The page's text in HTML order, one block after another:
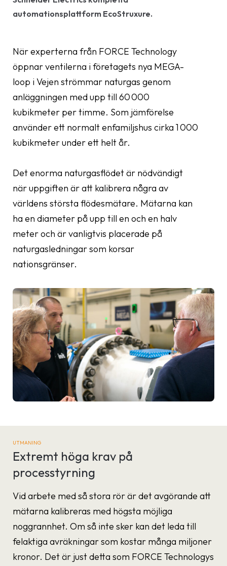
automationsplattform EcoStruxure.
När experterna från FORCE Technology
öppnar ventilerna i företagets nya MEGA-
loop i Vejen strömmar naturgas genom
anläggningen med upp till 60 000
kubikmeter per timme. Som jämförelse
använder ett normalt enfamiljshus cirka 1 000
kubikmeter under ett helt år.
Det enorma naturgasflödet är nödvändigt
när uppgiften är att kalibrera några av
världens största flödesmätare. Mätarna kan
ha en diameter på upp till en och en halv
meter och är vanligtvis placerade på
naturgasledningar som korsar
nationsgränser.
UTMANING
Extremt höga krav på
processtyrning
Vid arbete med så stora rör är det avgörande att
mätarna kalibreras med högsta möjliga
noggrannhet. Om så inte sker kan det leda till
felaktiga avräkningar som kostar många miljoner
kronor. Det är just detta som FORCE Technologys